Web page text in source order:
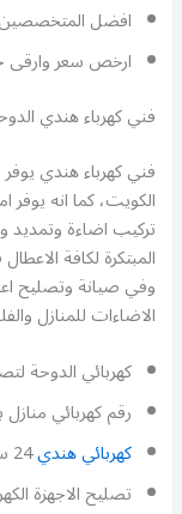
افضل المتخصصين
ارخص سعر وارقى
فني كهرباء هندي
الكويت، كما انه يوفر
تركيب اضاءة وتمديد
المبتكرة لكافة
وفي صيانة وتصليح
الاضاءات للمنازل
كهربائي الدوحة
رقم كهربائي
كهربائي هندي24 ساعة.
تصليح الاجهزة